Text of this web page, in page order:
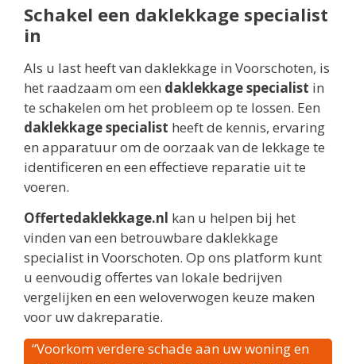
Schakel een daklekkage specialist
in
Als u last heeft van daklekkage in Voorschoten, is
het raadzaam om een daklekkage specialist in
te schakelen om het probleem op te lossen. Een
daklekkage specialist heeft de kennis, ervaring
en apparatuur om de oorzaak van de lekkage te
identificeren en een effectieve reparatie uit te
voeren.
Offertedaklekkage.nl kan u helpen bij het
vinden van een betrouwbare daklekkage
specialist in Voorschoten. Op ons platform kunt
u eenvoudig offertes van lokale bedrijven
vergelijken en een weloverwogen keuze maken
voor uw dakreparatie.
“Voorkom verdere schade aan uw woning en